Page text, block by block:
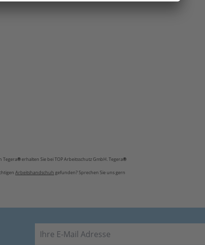
Tegera®erhalten Sie bei TOP Arbeitsschutz GmbH. Tegera®
Arbeitshandschuh gefunden? Sprechen Sie uns gern
E-Mail